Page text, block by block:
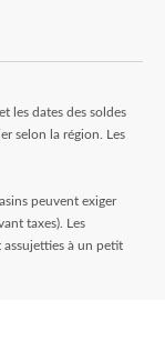
les dates des soldes
selon la région. Les
peuvent exiger
taxes). Les
à un petit